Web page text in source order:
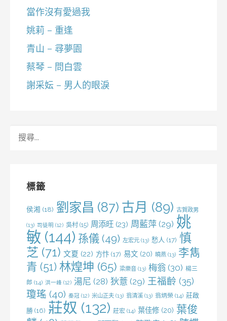
當作沒有愛過我
姚莉 – 重逢
青山 – 尋夢園
蔡琴 – 問白雲
謝采妘 – 男人的眼淚
標籤
侯湘 (18) 劉家昌 (87) 古月 (89) 古賀政男
(13) 司徒明 (12) 吳村 (15) 周添旺 (23) 周藍萍 (29) 姚
敏 (144) 孫儀 (49) 左宏元 (13) 愁人 (17) 慎
芝 (71) 文夏 (22) 方忭 (17) 易文 (20) 曉燕 (13) 李雋
青 (51) 林煌坤 (65) 梁樂音 (13) 梅翁 (30) 楊三
郎 (14) 洪一峰 (12) 湯尼 (28) 狄薏 (29) 王福齡 (35)
瓊瑤 (40) 秦冠 (12) 米山正夫 (13) 翁清溪 (13) 翁炳榮 (14) 莊啟
勝 (16) 莊奴 (132) 莊宏 (14) 葉佳修 (20) 葉俊